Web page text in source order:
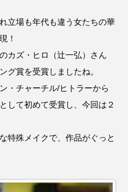
20周年 2学期
GENIUS BL出版
心の交差点
て
J-POP
立場も年代も違う女たちの華
！
カズ・ヒロ（辻一弘）さん
グ賞を受賞しましたね。
・チャーチル/ヒトラーから
して初めて受賞し、今回は２
特殊メイクで、作品がぐっと